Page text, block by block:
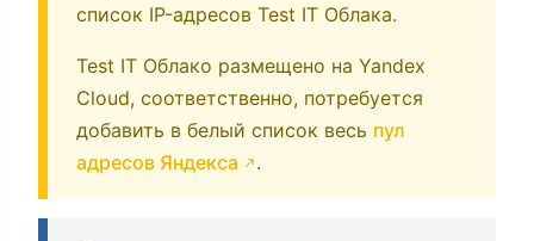
список IP-адресов Test IT Облака.
Test IT Облако размещено на Yandex
Cloud, соответственно, потребуется
добавить в белый список весь пул
адресов Яндекса
.